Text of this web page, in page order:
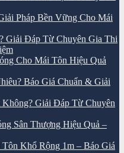
Pháp Bền Vững Cho Mái
Giải Đáp Từ Chuyên Gia Thi
Cho Mái Tôn Hiệu Quả
Báo Giá Chuẩn & Giải
Giải Đáp Từ Chuyên
Sân Thượng Hiệu Quả –
Khổ Rộng 1m – Báo Giá